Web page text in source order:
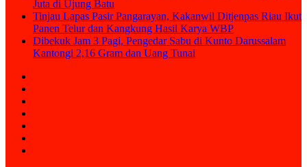
Juta di Ujung Batu
Tinjau Lapas Pasir Pangarayan, Kakanwil Ditjenpas Riau Ikut
Panen Telur dan Kangkung Hasil Karya WBP
Dibekuk Jam 3 Pagi, Pengedar Sabu di Kunto Darussalam
Kantongi 2,16 Gram dan Uang Tunai